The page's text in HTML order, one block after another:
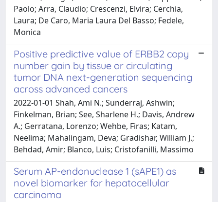
Paolo; Arra, Claudio; Crescenzi, Elvira; Cerchia,
Laura; De Caro, Maria Laura Del Basso; Fedele,
Monica
Positive predictive value of ERBB2 copy
number gain by tissue or circulating
tumor DNA next-generation sequencing
across advanced cancers
2022-01-01 Shah, Ami N.; Sunderraj, Ashwin;
Finkelman, Brian; See, Sharlene H.; Davis, Andrew
A.; Gerratana, Lorenzo; Wehbe, Firas; Katam,
Neelima; Mahalingam, Deva; Gradishar, William J.;
Behdad, Amir; Blanco, Luis; Cristofanilli, Massimo
Serum AP-endonuclease 1 (sAPE1) as
novel biomarker for hepatocellular
carcinoma